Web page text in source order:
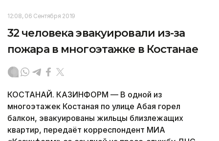
12:08, 06 Сентября 2019
32 человека эвакуировали из-за
пожара в многоэтажке в Костанае
КОСТАНАЙ. КАЗИНФОРМ — В одной из
многоэтажек Костаная по улице Абая горел
балкон, эвакуированы жильцы близлежащих
квартир, передаёт корреспондент МИА